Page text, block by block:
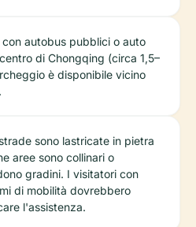
autobus pubblici o auto
di Chongqing (circa 1,5–
è disponibile vicino
sono lastricate in pietra
aree sono collinari o
gradini. I visitatori con
di mobilità dovrebbero
l'assistenza.